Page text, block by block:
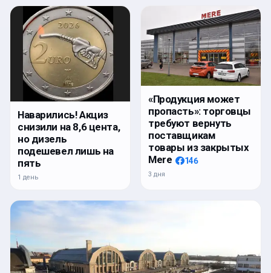
Наварились! Акциз
снизили на 8,6 цента,
но дизель
подешевел лишь на
пять
1 день
«Продукция может
пропасть»: торговцы
требуют вернуть
поставщикам
товары из закрытых
Mere
146
3 дня